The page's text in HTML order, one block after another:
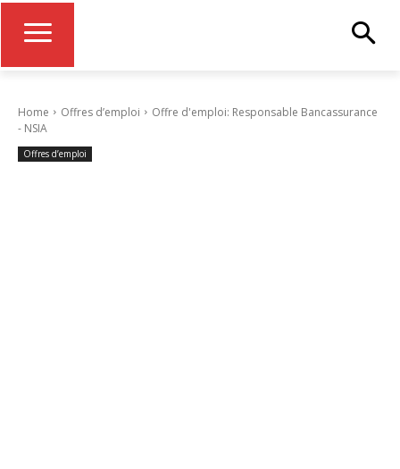
Home Offres d’emploi
Offre d'emploi: Responsable Bancassurance
- NSIA
Offres d’emploi